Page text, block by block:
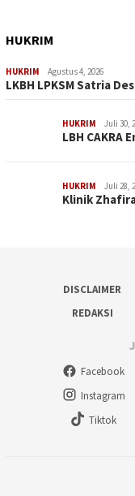
HUKRIM
HUKRIM Agustus 4, 2026
LKBH LPKSM Satria
HUKRIM Juli 30,
LBH CAKRA
HUKRIM Juli 28,
Klinik
DISCLAIMER
REDAKSI
Facebook
Instagram
Tiktok